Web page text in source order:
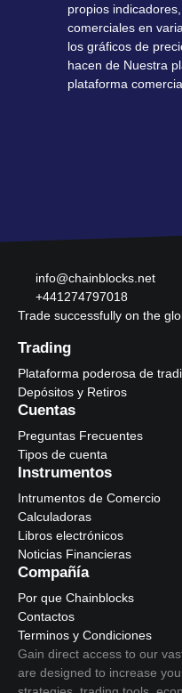
propios
comerciales en
los gráficos de
hacen de Nuestra
plataforma
info@chainblocks.net
+441274797018
Trade successfully on the
Trading
Plataforma poderosa de
Depósitos y Retiros
Cuentas
Preguntas Frecuentes
Tipos de cuenta
Instrumentos
Intrumentos de Comercio
Calculadoras
Libros electrónicos
Noticias Financieras
Compañía
Por que Chainblocks
Contactos
Terminos y Condiciones
Gain direct access to our
are designed to increase